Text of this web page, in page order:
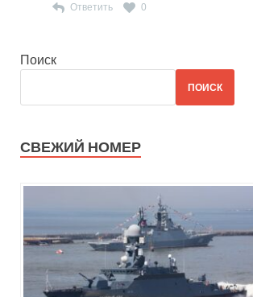
Ответить 0
Поиск
ПОИСК
СВЕЖИЙ НОМЕР